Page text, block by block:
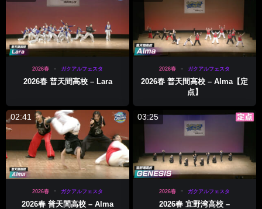
2026春 ガクアルフェスタ
2026春 普天間高校 – Lara
2026春 ガクアルフェスタ
2026春 普天間高校 – Alma【定
点】
02:41
2026春 ガクアルフェスタ
2026春 普天間高校 – Alma
03:25
2026春 ガクアルフェスタ
2026春 宜野湾高校 –